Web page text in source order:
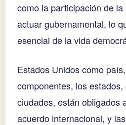
como la participación de
actuar gubernamental, lo
esencial de la vida
Estados Unidos como
componentes, los
ciudades, están obligados
acuerdo internacional, y